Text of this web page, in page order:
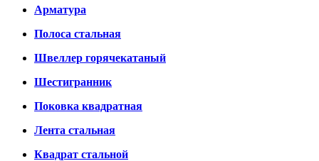
Арматура
Полоса стальная
Швеллер горячекатаный
Шестигранник
Поковка квадратная
Лента стальная
Квадрат стальной